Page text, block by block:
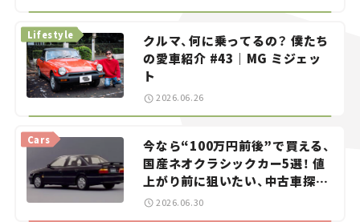
クルマ、何に乗ってるの？ 僕たち
の愛車紹介 #43｜MG ミジェッ
ト
Lifestyle
2026.06.26
今なら“100万円前後”で買える、
国産ネオクラシックカー5選！ 値
上がり前に狙いたい、中古車探し
をお手伝い――ちょっとイケてるマ
Cars
2026.06.30